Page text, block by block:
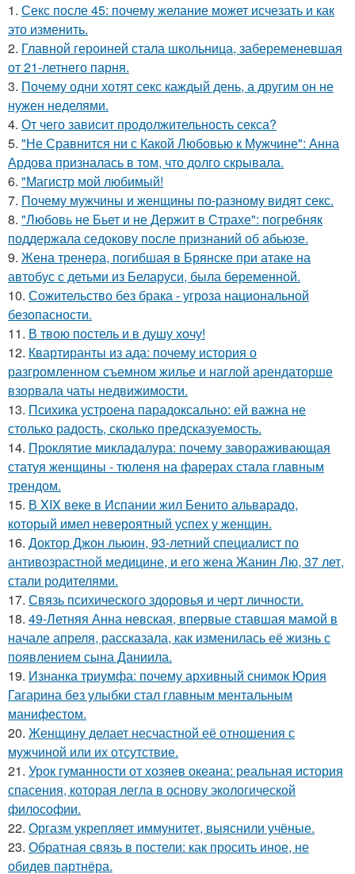
1. Секс после 45: почему желание может исчезать и как
это изменить.
2. Главной героиней стала школьница, забеременевшая
от 21-летнего парня.
3. Почему одни хотят секс каждый день, а другим он не
нужен неделями.
4. От чего зависит продолжительность секса?
5. "Не Сравнится ни с Какой Любовью к Мужчине": Анна
Ардова призналась в том, что долго скрывала.
6. "Магистр мой любимый!
7. Почему мужчины и женщины по-разному видят секс.
8. "Любовь не Бьет и не Держит в Страхе": погребняк
поддержала седокову после признаний об абьюзе.
9. Жена тренера, погибшая в Брянске при атаке на
автобус с детьми из Беларуси, была беременной.
10. Сожительство без брака - угроза национальной
безопасности.
11. В твою постель и в душу хочу!
12. Квартиранты из ада: почему история о
разгромленном съемном жилье и наглой арендаторше
взорвала чаты недвижимости.
13. Психика устроена парадоксально: ей важна не
столько радость, сколько предсказуемость.
14. Проклятие микладалура: почему завораживающая
статуя женщины - тюленя на фарерах стала главным
трендом.
15. В XIX веке в Испании жил Бенито альварадо,
который имел невероятный успех у женщин.
16. Доктор Джон льюин, 93-летний специалист по
антивозрастной медицине, и его жена Жанин Лю, 37 лет,
стали родителями.
17. Связь психического здоровья и черт личности.
18. 49-Летняя Анна невская, впервые ставшая мамой в
начале апреля, рассказала, как изменилась её жизнь с
появлением сына Даниила.
19. Изнанка триумфа: почему архивный снимок Юрия
Гагарина без улыбки стал главным ментальным
манифестом.
20. Женщину делает несчастной её отношения с
мужчиной или их отсутствие.
21. Урок гуманности от хозяев океана: реальная история
спасения, которая легла в основу экологической
философии.
22. Оргазм укрепляет иммунитет, выяснили учёные.
23. Обратная связь в постели: как просить иное, не
обидев партнёра.